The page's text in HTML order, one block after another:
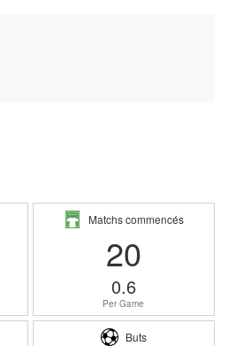
Matchs commencés
20
0.6
Per Game
Buts